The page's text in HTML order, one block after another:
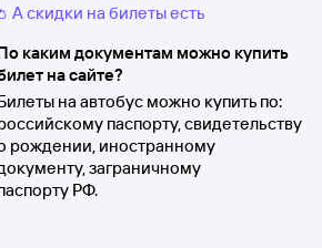
А скидки на билеты есть
каким документам можно купить
на сайте?
на автобус можно купить по:
паспорту, свидетельству
рождении, иностранному
заграничному
РФ.